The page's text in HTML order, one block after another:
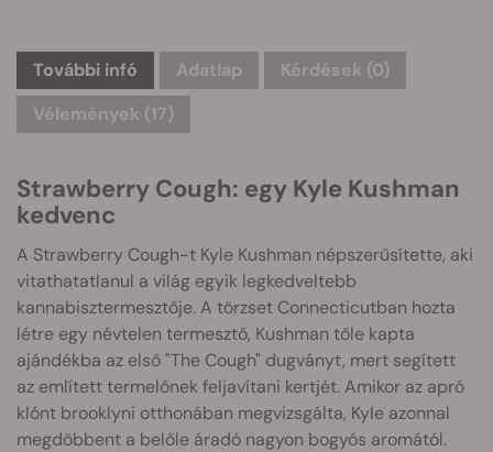
További infó Adatlap Kérdések (0)
Vélemények (17)
Strawberry Cough: egy Kyle Kushman
kedvenc
A Strawberry Cough-t Kyle Kushman népszerűsítette, aki
vitathatatlanul a világ egyik legkedveltebb
kannabisztermesztője. A törzset Connecticutban hozta
létre egy névtelen termesztő, Kushman tőle kapta
ajándékba az első "The Cough" dugványt, mert segített
az említett termelőnek feljavítani kertjét. Amikor az apró
klónt brooklyni otthonában megvizsgálta, Kyle azonnal
megdöbbent a belőle áradó nagyon bogyós aromától.